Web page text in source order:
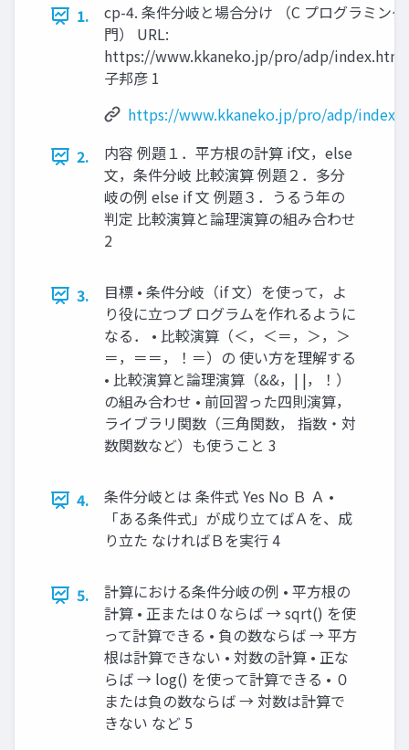
1.
cp-4. 条件分岐と場合分け （C プログラミン
門） URL:
https://www.kkaneko.jp/pro/adp/
子邦彦 1
https://www.kkaneko.jp/pro/adp/
2.
内容 例題１．平方根の計算 if文，else
文，条件分岐 比較演算 例題２．多分
岐の例 else if 文 例題３．うるう年の
判定 比較演算と論理演算の組み合わせ
2
3.
目標 • 条件分岐（if 文）を使って，よ
り役に立つプ ログラムを作れるように
なる． • 比較演算（＜，＜＝，＞，＞
＝，＝＝，！＝）の 使い方を理解する
• 比較演算と論理演算（&&，| |，！）
の組み合わせ • 前回習った四則演算，
ライブラリ関数（三角関数， 指数・対
数関数など）も使うこと 3
4.
条件分岐とは 条件式 Yes No Ｂ Ａ •
「ある条件式」が成り立てばＡを、成
り立た なければＢを実行 4
5.
計算における条件分岐の例 • 平方根の
計算 • 正または０ならば → sqrt() を使
って計算できる • 負の数ならば → 平方
根は計算できない • 対数の計算 • 正な
らば → log() を使って計算できる • ０
または負の数ならば → 対数は計算で
きない など 5